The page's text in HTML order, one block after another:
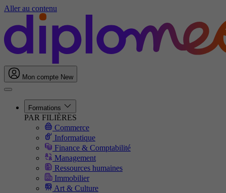
Aller au contenu
Mon compte New
Formations
PAR FILIÈRES
Commerce
Informatique
Finance & Comptabilité
Management
Ressources humaines
Immobilier
Art & Culture